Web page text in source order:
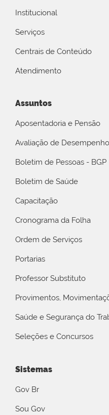
Institucional
Serviços
Centrais de Conteúdo
Atendimento
Assuntos
Aposentadoria e Pensão
Avaliação de Desempenho
Boletim de Pessoas - BGP
Boletim de Saúde
Capacitação
Cronograma da Folha
Ordem de Serviços
Portarias
Professor Substituto
Provimentos,
Saúde e Segurança do
Seleções e Concursos
Sistemas
Gov Br
Sou Gov